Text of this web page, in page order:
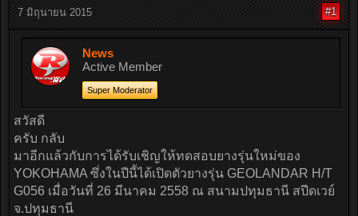
7 มิถุนายน 2015 #1
News
Active Member
Super Moderator
สวัสดี
ครับ กลับ
มาอีกแล้วกับการได้รับเชิญให้ทดสอบยางรุ่นใหม่ของ
YOKOHAMA ซึ่งในปีนี้ได้เปิดตัวยางรุ่น GEOLANDAR H/T
G056 เมื่อวันที่ 26 มีนาคม 2558 ณ สนามปทุมธานี สปีดเวย์
จ.ปทุมธานี